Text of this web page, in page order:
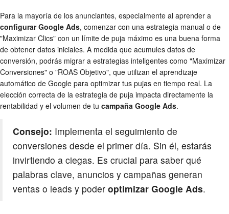
Para la mayoría de los anunciantes, especialmente al aprender a
configurar Google Ads, comenzar con una estrategia manual o de
"Maximizar Clics" con un límite de puja máximo es una buena forma
de obtener datos iniciales. A medida que acumules datos de
conversión, podrás migrar a estrategias inteligentes como "Maximizar
Conversiones" o "ROAS Objetivo", que utilizan el aprendizaje
automático de Google para optimizar tus pujas en tiempo real. La
elección correcta de la estrategia de puja impacta directamente la
rentabilidad y el volumen de tu campaña Google Ads.
Consejo: Implementa el seguimiento de
conversiones desde el primer día. Sin él, estarás
invirtiendo a ciegas. Es crucial para saber qué
palabras clave, anuncios y campañas generan
ventas o leads y poder optimizar Google Ads.